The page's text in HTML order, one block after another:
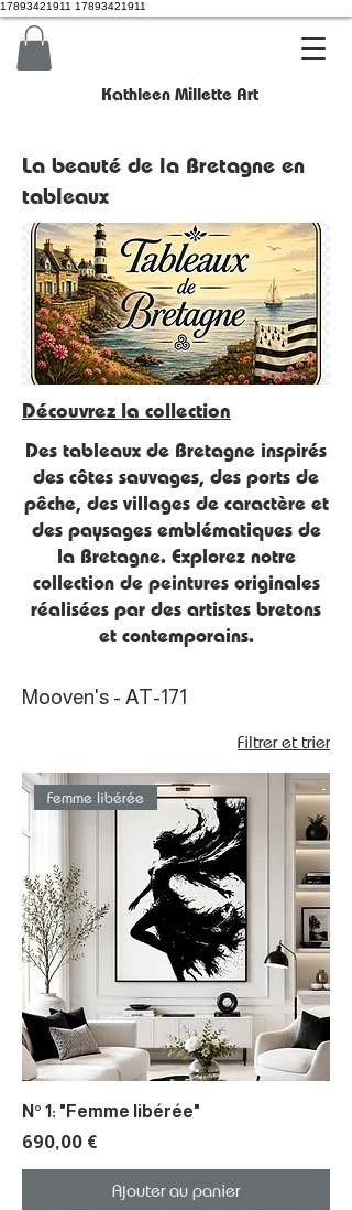
17893421911 17893421911
Kathleen Millette Art
La beauté de la Bretagne en
tableaux
Découvrez la collection
Des tableaux de Bretagne inspirés
des côtes sauvages, des ports de
pêche, des villages de caractère et
des paysages emblématiques de
la Bretagne. Explorez notre
collection de peintures originales
réalisées par des artistes bretons
et contemporains.
Mooven's - AT-171
Filtrer et trier
Femme libérée
N° 1: "Femme libérée"
Prix
690,00 €
Ajouter au panier